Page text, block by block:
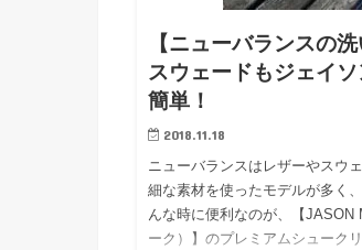
【ニューバランスの
スウェードもジェイ
簡単！
2018.11.18
ニューバランスはレザーやスウ
細な素材を使ったモデルが多く
んな時に便利なのが、【JASON
ーク）】のプレミアムシューク